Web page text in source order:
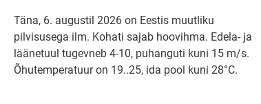
Täna, 6. augustil 2026 on Eestis muutliku
pilvisusega ilm. Kohati sajab hoovihma. Edela- ja
läänetuul tugevneb 4-10, puhanguti kuni 15 m/s.
Õhutemperatuur on 19..25, ida pool kuni 28°C.